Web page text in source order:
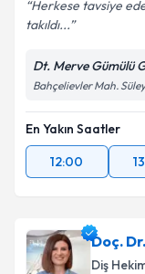
Herkese tavsiye
takıldı...
Dt. Merve Gümülü
Bahçelievler Mah.
En Yakın Saatler
12:00
Doç.
Diş